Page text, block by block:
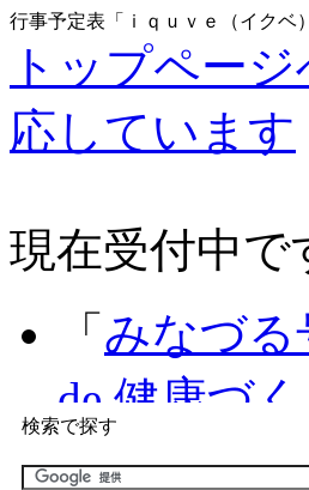
行事予定表「ｉｑｕｖｅ（イクベ
トップページ
応しています
現在受付中で
「 みなづる
de 健康づく
「子育て交
検索で探す